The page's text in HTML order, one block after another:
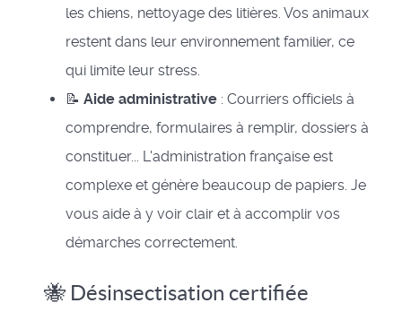
les chiens, nettoyage des litières. Vos animaux
restent dans leur environnement familier, ce
qui limite leur stress.
📝 Aide administrative : Courriers officiels à
comprendre, formulaires à remplir, dossiers à
constituer... L'administration française est
complexe et génère beaucoup de papiers. Je
vous aide à y voir clair et à accomplir vos
démarches correctement.
🐝 Désinsectisation certifiée